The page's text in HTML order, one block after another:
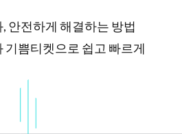
안전하게 해결하는 방법
기쁨티켓으로 쉽고 빠르게